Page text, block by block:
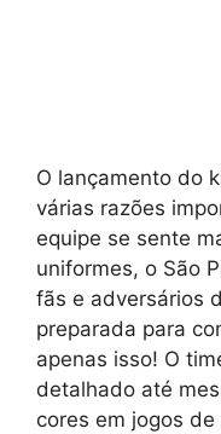
O lançamento do
várias razões
equipe se sente
uniformes, o São
fãs e adversários
preparada para
apenas isso! O
detalhado até
cores em jogos